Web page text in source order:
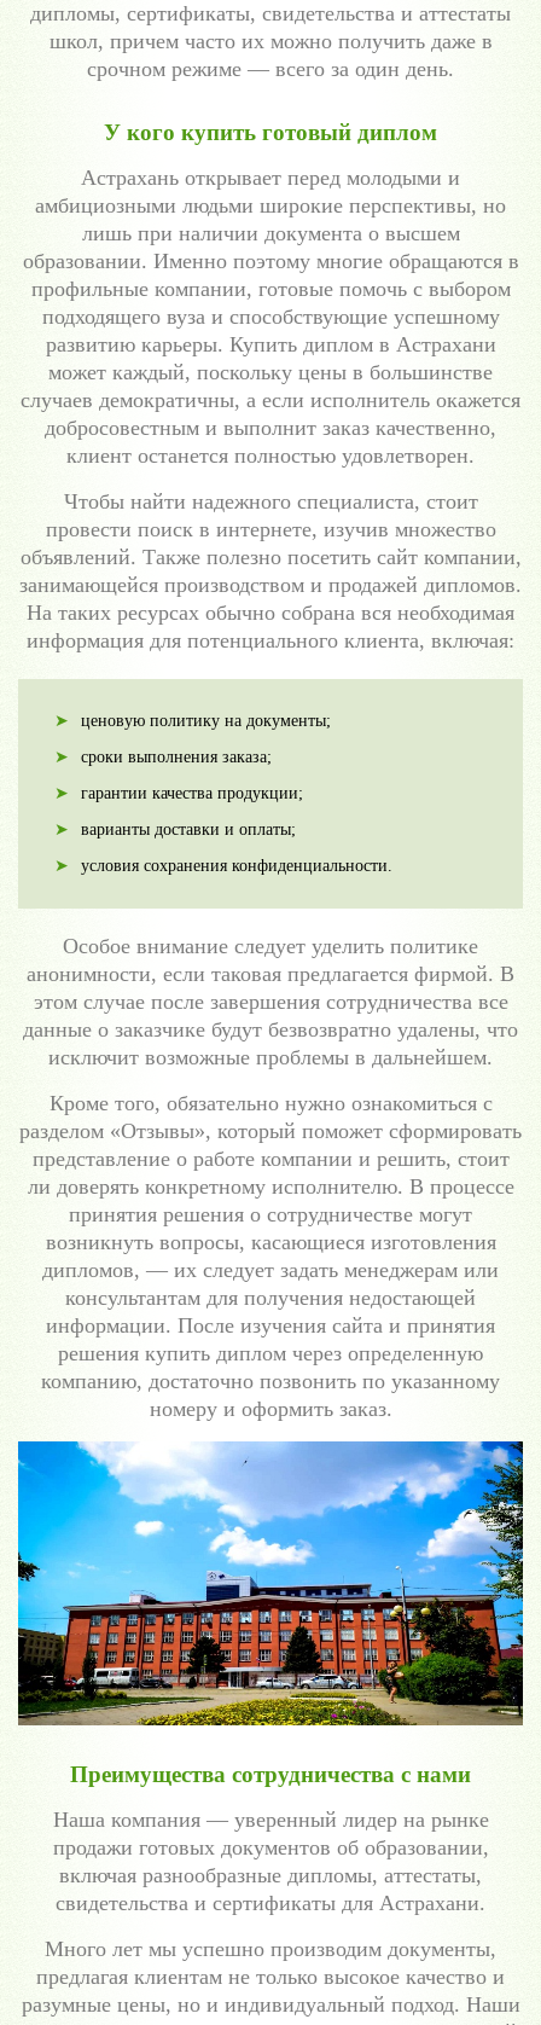
дипломы, сертификаты, свидетельства и аттестаты
школ, причем часто их можно получить даже в
срочном режиме — всего за один день.
У кого купить готовый диплом
Астрахань открывает перед молодыми и
амбициозными людьми широкие перспективы, но
лишь при наличии документа о высшем
образовании. Именно поэтому многие обращаются в
профильные компании, готовые помочь с выбором
подходящего вуза и способствующие успешному
развитию карьеры. Купить диплом в Астрахани
может каждый, поскольку цены в большинстве
случаев демократичны, а если исполнитель окажется
добросовестным и выполнит заказ качественно,
клиент останется полностью удовлетворен.
Чтобы найти надежного специалиста, стоит
провести поиск в интернете, изучив множество
объявлений. Также полезно посетить сайт компании,
занимающейся производством и продажей дипломов.
На таких ресурсах обычно собрана вся необходимая
информация для потенциального клиента, включая:
ценовую политику на документы;
сроки выполнения заказа;
гарантии качества продукции;
варианты доставки и оплаты;
условия сохранения конфиденциальности.
Особое внимание следует уделить политике
анонимности, если таковая предлагается фирмой. В
этом случае после завершения сотрудничества все
данные о заказчике будут безвозвратно удалены, что
исключит возможные проблемы в дальнейшем.
Кроме того, обязательно нужно ознакомиться с
разделом «Отзывы», который поможет сформировать
представление о работе компании и решить, стоит
ли доверять конкретному исполнителю. В процессе
принятия решения о сотрудничестве могут
возникнуть вопросы, касающиеся изготовления
дипломов, — их следует задать менеджерам или
консультантам для получения недостающей
информации. После изучения сайта и принятия
решения купить диплом через определенную
компанию, достаточно позвонить по указанному
номеру и оформить заказ.
Преимущества сотрудничества с нами
Наша компания — уверенный лидер на рынке
продажи готовых документов об образовании,
включая разнообразные дипломы, аттестаты,
свидетельства и сертификаты для Астрахани.
Много лет мы успешно производим документы,
предлагая клиентам не только высокое качество и
разумные цены, но и индивидуальный подход. Наши